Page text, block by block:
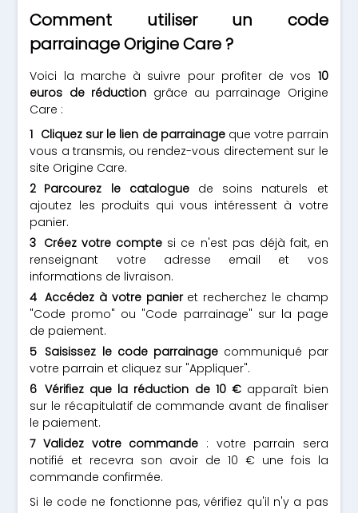
Comment utiliser un code
parrainage Origine Care ?
Voici la marche à suivre pour profiter de vos 10
euros de réduction grâce au parrainage Origine
Care :
Cliquez sur le lien de parrainageque votre parrain
vous a transmis, ou rendez-vous directement sur le
site Origine Care.
Parcourez le cataloguede soins naturels et
ajoutez les produits qui vous intéressent à votre
panier.
Créez votre compte si ce n'est pas déjà fait, en
renseignant votre adresse email et vos
informations de livraison.
Accédez à votre panieret recherchez le champ
"Code promo" ou "Code parrainage" sur la page
de paiement.
Saisissez le code parrainage communiqué par
votre parrain et cliquez sur "Appliquer".
Vérifiez que la réduction de 10 €apparaît bien
sur le récapitulatif de commande avant de finaliser
le paiement.
Validez votre commande : votre parrain sera
notifié et recevra son avoir de 10 € une fois la
commande confirmée.
Si le code ne fonctionne pas, vérifiez qu'il n'y a pas